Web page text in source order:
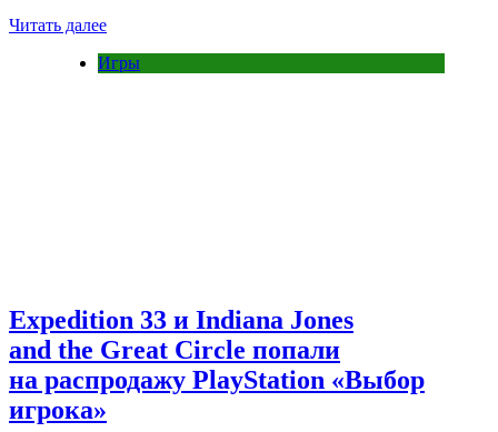
Читать далее
Игры
Expedition 33 и Indiana Jones
and the Great Circle попали
на распродажу PlayStation «Выбор
игрока»